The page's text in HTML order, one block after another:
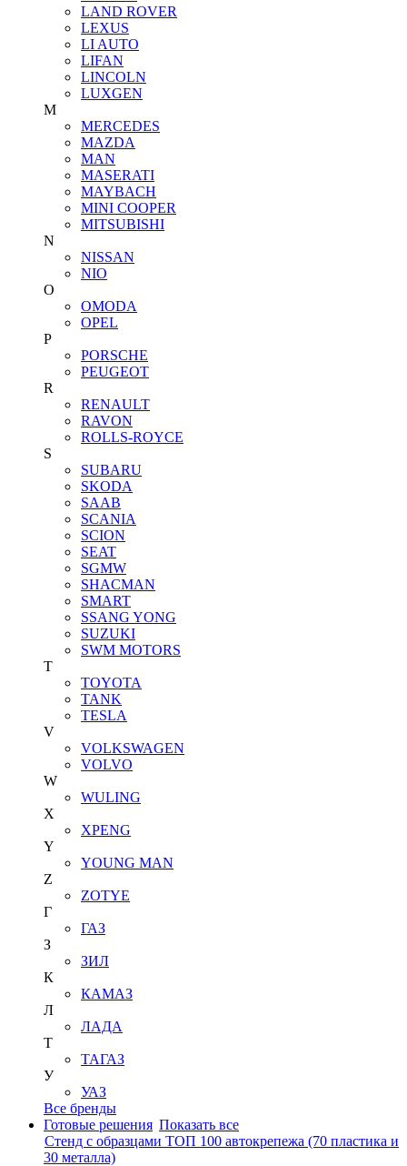
LAND ROVER
LEXUS
LI AUTO
LIFAN
LINCOLN
LUXGEN
M
MERCEDES
MAZDA
MAN
MASERATI
MAYBACH
MINI COOPER
MITSUBISHI
N
NISSAN
NIO
O
OMODA
OPEL
P
PORSCHE
PEUGEOT
R
RENAULT
RAVON
ROLLS-ROYCE
S
SUBARU
SKODA
SAAB
SCANIA
SCION
SEAT
SGMW
SHACMAN
SMART
SSANG YONG
SUZUKI
SWM MOTORS
T
TOYOTA
TANK
TESLA
V
VOLKSWAGEN
VOLVO
W
WULING
X
XPENG
Y
YOUNG MAN
Z
ZOTYE
Г
ГАЗ
З
ЗИЛ
К
КАМАЗ
Л
ЛАДА
Т
ТАГАЗ
У
УАЗ
Все бренды
Готовые решения Показать все
Стенд с образцами ТОП 100 автокрепежа (70 пластика и
30 металла)